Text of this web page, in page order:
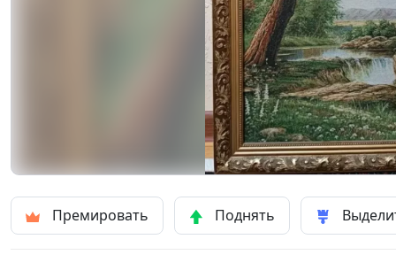
Премировать Поднять